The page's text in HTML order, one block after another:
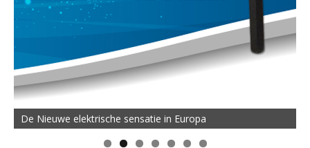
De Nieuwe elektrische sensatie in Europa